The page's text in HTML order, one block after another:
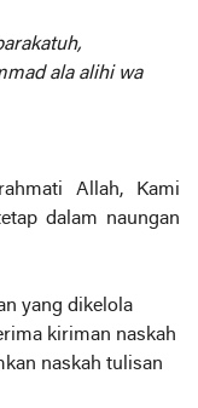
ala alihi wa
Allah, Kami
dalam naungan
yang dikelola
kiriman naskah
naskah tulisan